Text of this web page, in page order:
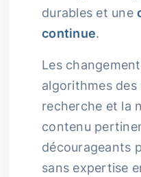
durables et une
continue.
Les
algorithmes
recherche et la
contenu
décourageants
sans expertise